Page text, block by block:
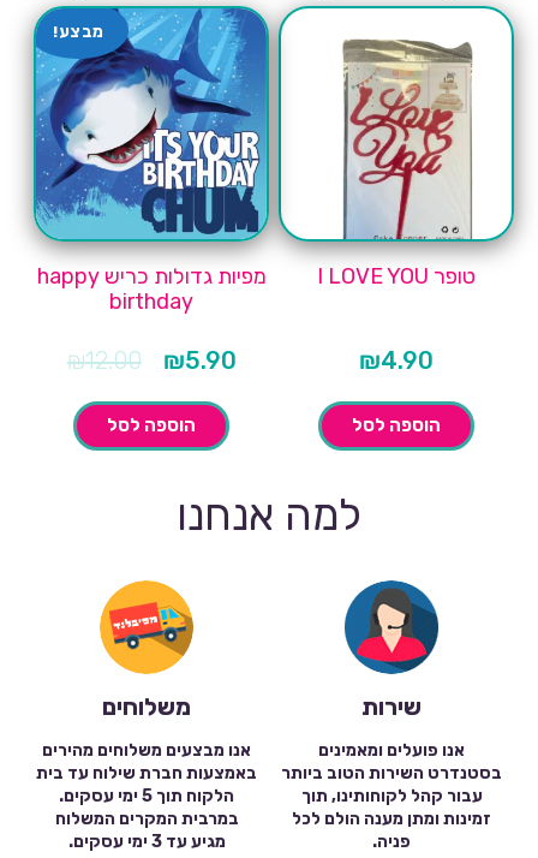
טופר I LOVE YOU
₪4.90
הוספה לסל
מבצע!
מפיות גדולות כריש happy
birthday
₪12.00
המחיר
המקורי
₪12.00.
₪5.90המחיר
הוספה לסל
למה אנחנו
שירות
אנו פועלים ומאמינים
בסטנדרט השירות הטוב ביותר
עבור קהל לקוחותינו, תוך
זמינות ומתן מענה הולם לכל
פניה.
משלוחים
אנו מבצעים משלוחים מהירים
באמצעות חברת שילוח עד בית
הלקוח תוך 5 ימי עסקים.
במרבית המקרים המשלוח
מגיע עד 3 ימי עסקים.